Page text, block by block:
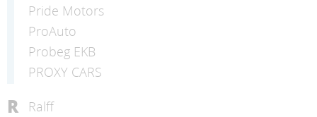
Pride Motors
ProAuto
Probeg EKB
PROXY CARS
R
Ralff